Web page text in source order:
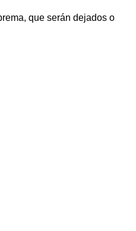
que serán dejados o